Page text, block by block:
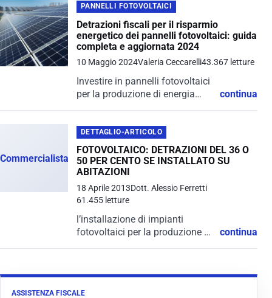
17 luglio 2025, il Ministero
dell’Ambiente e della Sicurezza
Energetica (MASE) ha...
PANNELLI FOTOVOLTAICI
Detrazioni fiscali per il risparmio
energetico dei pannelli fotovoltaici: guida
completa e aggiornata 2024
10 Maggio 2024Valeria Ceccarelli43.367 letture
Investire in pannelli fotovoltaici
per la produzione di energia
solo per l'ambiente, ma anche
per il proprio portafoglio. In
Italia, infatti,...
continua
Commercialista.it
DETTAGLIO-ARTICOLO
FOTOVOLTAICO: DETRAZIONI DEL 36 O
50 PER CENTO SE INSTALLATO SU
ABITAZIONI
18 Aprile 2013Dott. Alessio Ferretti
61.455 letture
l’installazione di impianti
fotovoltaici per la produzione di
continua
ASSISTENZA FISCALE